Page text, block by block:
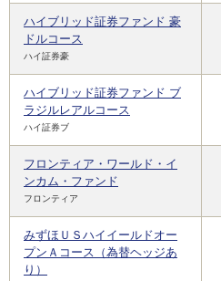
ハイブリッド証券ファンド 豪
ドルコース
ハイ証券豪
ハイブリッド証券ファンド ブ
ラジルレアルコース
ハイ証券ブ
フロンティア・ワールド・イ
ンカム・ファンド
フロンティア
みずほＵＳハイイールドオー
プンＡコース（為替ヘッジあ
り）